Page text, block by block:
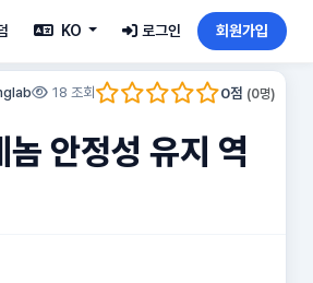
KO 로그인 회원가입
18 조회 0점 (0명)
안정성 유지 역